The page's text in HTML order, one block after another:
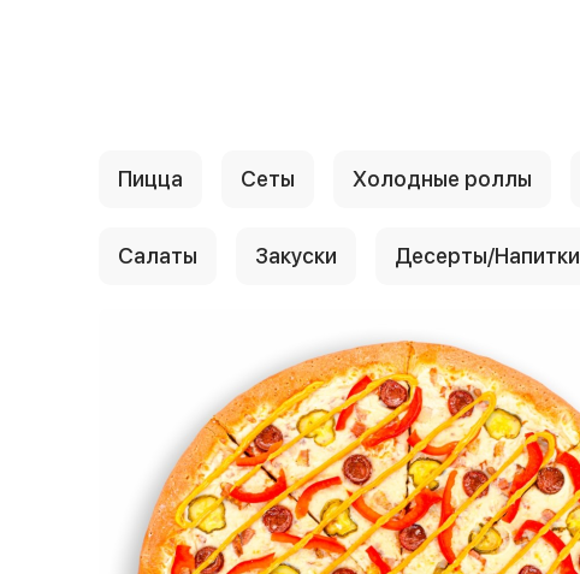
Пицца Сеты Холодные роллы
Салаты Закуски Десерты/Напитки